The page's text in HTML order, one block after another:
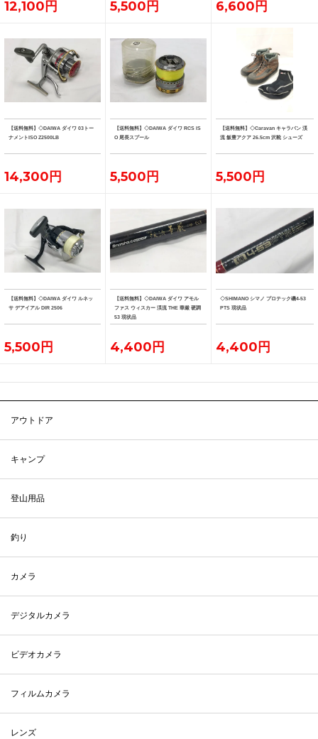
12,100円 5,500円 6,600円
【送料無料】◇DAIWA ダイワ 03トー
ナメントISO Z2500LB
14,300円
【送料無料】◇DAIWA ダイワ RCS IS
O 尾長スプール
5,500円
【送料無料】◇Caravan キャラバン 渓
流 飯豊アクア 26.5cm 沢靴 シューズ
5,500円
【送料無料】◇DAIWA ダイワ ルネッ
サ デアイアル DIR 2506
5,500円
【送料無料】◇DAIWA ダイワ アモル
ファス ウィスカー 渓流 THE 華厳 硬調
53 現状品
4,400円
◇SHIMANO シマノ プロテック磯4-53
PTS 現状品
4,400円
アウトドア
キャンプ
登山用品
釣り
カメラ
デジタルカメラ
ビデオカメラ
フィルムカメラ
レンズ